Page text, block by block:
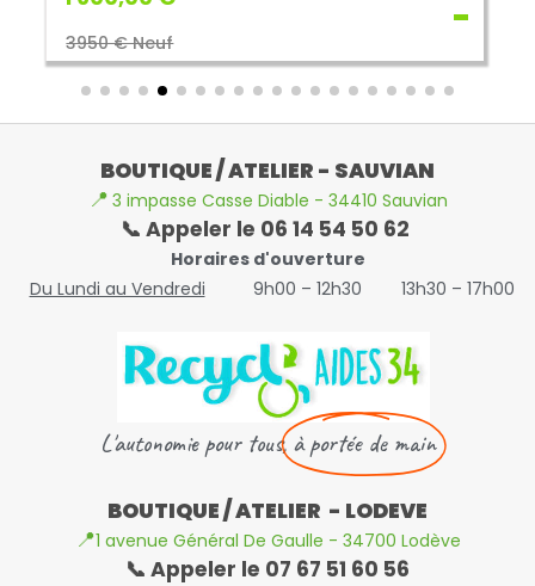
3950 € Neuf
BOUTIQUE / ATELIER - SAUVIAN
📍 3 impasse Casse Diable - 34410 Sauvian
📞 Appeler le 06 14 54 50 62
Horaires d'ouverture
Du Lundi au Vendredi
9h00 – 12h30 13h30 – 17h00
L'autonomie pour tous,à portée de main
BOUTIQUE / ATELIER - LODEVE
📍1 avenue Général De Gaulle - 34700 Lodève
📞 Appeler le 07 67 51 60 56